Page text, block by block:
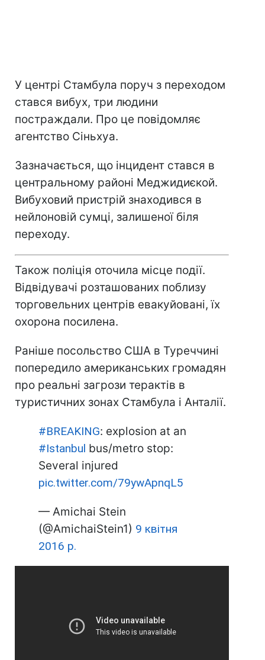
У центрі Стамбула поруч з переходом
стався вибух, три людини
постраждали. Про це повідомляє
агентство Сіньхуа.
Зазначається, що інцидент стався в
центральному районі Меджидиєкой.
Вибуховий пристрій знаходився в
нейлоновій сумці, залишеної біля
переходу.
Також поліція оточила місце події.
Відвідувачі розташованих поблизу
торговельних центрів евакуйовані, їх
охорона посилена.
Раніше посольство США в Туреччині
попередило американських громадян
про реальні загрози терактів в
туристичних зонах Стамбула і Анталії.
#BREAKING: explosion at an
#Istanbul bus/metro stop:
Several injured
pic.twitter.com/79ywApnqL5
— Amichai Stein
(@AmichaiStein1) 9 квітня
2016 р.